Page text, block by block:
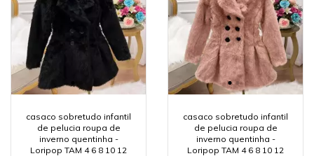
casaco sobretudo infantil
de pelucia roupa de
inverno quentinha -
Loripop TAM 4 6 8 10 12
casaco sobretudo infantil
de pelucia roupa de
inverno quentinha -
Loripop TAM 4 6 8 10 12